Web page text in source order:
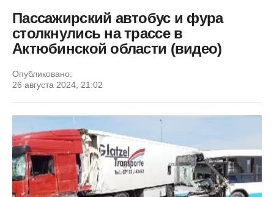
Пассажирский автобус и фура
столкнулись на трассе в
Актюбинской области (видео)
Опубликовано:
26 августа 2024, 21:02